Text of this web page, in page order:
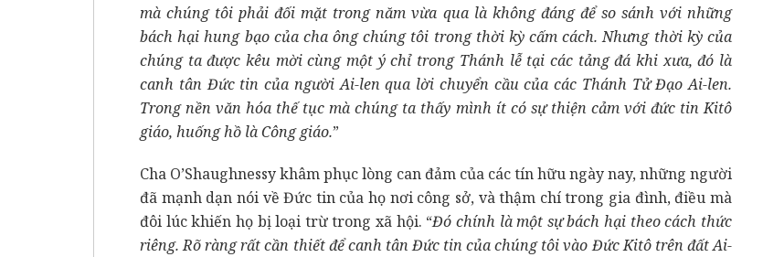
mà chúng tôi phải đối mặt trong năm vừa qua là không đáng để so sánh với những
bách hại hung bạo của cha ông chúng tôi trong thời kỳ cấm cách. Nhưng thời kỳ của
chúng ta được kêu mời cùng một ý chỉ trong Thánh lễ tại các tảng đá khi xưa, đó là
canh tân Đức tin của người Ai-len qua lời chuyển cầu của các Thánh Tử Đạo Ai-len.
Trong nền văn hóa thế tục mà chúng ta thấy mình ít có sự thiện cảm với đức tin Kitô
giáo, huống hồ là Công giáo.”
Cha O’Shaughnessy khâm phục lòng can đảm của các tín hữu ngày nay, những người
đã mạnh dạn nói về Đức tin của họ nơi công sở, và thậm chí trong gia đình, điều mà
đôi lúc khiến họ bị loại trừ trong xã hội. “Đó chính là một sự bách hại theo cách thức
riêng. Rõ ràng rất cần thiết để canh tân Đức tin của chúng tôi vào Đức Kitô trên đất Ai-